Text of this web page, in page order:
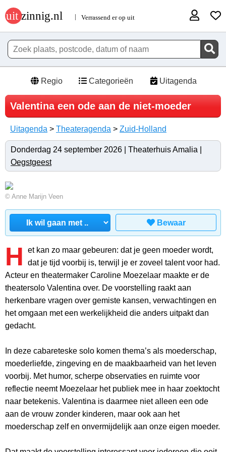
Regio Categorieën Uitagenda
Valentina een ode aan de niet-moeder
Uitagenda > Theateragenda > Zuid-Holland
Donderdag 24 september 2026 | Theaterhuis Amalia |
Oegstgeest
© Anne Marijn Veen
Bewaar
H
et kan zo maar gebeuren: dat je geen moeder wordt,
dat je tijd voorbij is, terwijl je er zoveel talent voor had.
Acteur en theatermaker Caroline Moezelaar maakte er de
theatersolo Valentina over. De voorstelling raakt aan
herkenbare vragen over gemiste kansen, verwachtingen en
het omgaan met een werkelijkheid die anders uitpakt dan
gedacht.
In deze cabareteske solo komen thema’s als moederschap,
moederliefde, zingeving en de maakbaarheid van het leven
voorbij. Met humor, scherpe observaties en ruimte voor
reflectie neemt Moezelaar het publiek mee in haar zoektocht
naar betekenis. Valentina is daarmee niet alleen een ode
aan de vrouw zonder kinderen, maar ook aan het
moederschap zelf en onvermijdelijk aan onze eigen moeder.